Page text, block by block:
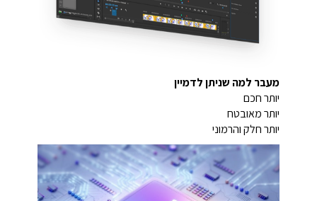
מעבר למה שניתן לדמיין
יותר חכם
יותר מאובטח
יותר חלק והרמוני